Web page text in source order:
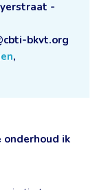
-
bkvt.org
,
onderhoud ik